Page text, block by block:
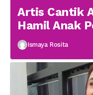
Artis Cantik
Hamil Anak
menikah
Ismaya Rosita